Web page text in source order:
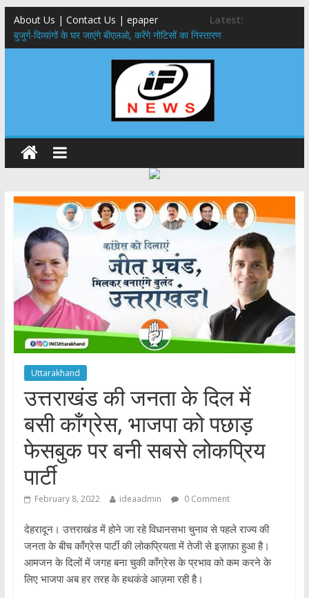
About Us | Contact Us | epaper
Latest:
बुजुर्ग-दिव्यांगों के घर जाएंगे बीएलओ, करेंगे नोटिसों का निस्तारण
24×7 अलर्ट मोड में रहें अधिकारी-मुख्य सचिव मानसून-एसईओसी से मुख्य सचिव ने
की विस्तृत समीक्षा कहा-बंद सड़कों को शीघ्र खोला जाए, लोगों को न हो दिक्कत
459 करोड़ से एचएनबी गढ़वाल विश्वविद्यालय में अनुसंधान संरचना होगी सुदृढ,उच्च
शिक्षा मंत्री धन सिंह रावत ने नवनियुक्त केन्द्रीय शिक्षा मंत्री से की मुलाकात
मुख्यमंत्री से महानिदेशक एनसीसी ने की शिष्टाचार भेंट,उत्तराखण्ड में एनसीसी के
विस्तार एवं आधुनिक आधारभूत संरचना के विकास पर हुई महत्वपूर्ण चर्चा
एमडीडीए बोर्ड बैठक, देहरादून और मसूरी के विकास के लिए 25 बड़े प्रस्तावों को मिली
हरी झंडी
Uttarakhand
उत्तराखंड की जनता के दिल में
बसी काँग्रेस, भाजपा को पछाड़
फेसबुक पर बनी सबसे लोकप्रिय
पार्टी
February 8, 2022 ideaadmin 0 Comment
देहरादून। उत्तराखंड में होने जा रहे विधानसभा चुनाव से पहले राज्य की
जनता के बीच काँग्रेस पार्टी की लोकप्रियता में तेजी से इज़ाफ़ा हुआ है।
आमजन के दिलों में जगह बना चुकी काँग्रेस के प्रभाव को कम करने के
लिए भाजपा अब हर तरह के हथकंडे आज़मा रही है।